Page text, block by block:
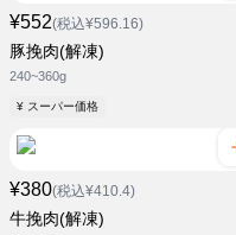
¥552(税込¥596.16)
豚挽肉(解凍)
240~360g
¥ スーパー価格
¥380(税込¥410.4)
牛挽肉(解凍)